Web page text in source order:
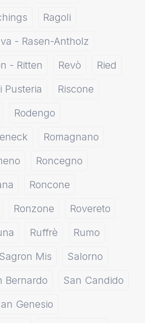
Ragoli
- Rasen-Antholz
- Ritten Revò
Ried
Pusteria
Riscone
Rodengo
Romagnano
Roncegno
Roncone
Ronzone
Rovereto
Ruffrè
Rumo
Sagron Mis
Salorno
Bernardo
San Candido
Genesio